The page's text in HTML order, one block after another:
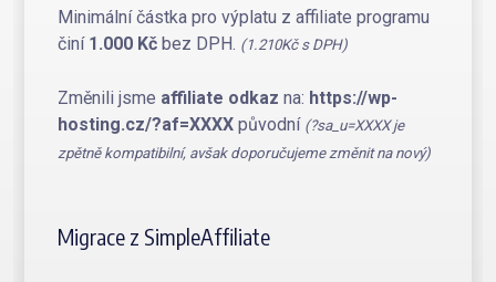
Minimální částka pro výplatu z affiliate programu
činí 1.000 Kč bez DPH. (1.210Kč s DPH)
Změnili jsme affiliate odkaz na: https://wp-
hosting.cz/?af=XXXX původní (?sa_u=XXXX je
zpětně kompatibilní, avšak doporučujeme změnit na nový)
Migrace z SimpleAffiliate